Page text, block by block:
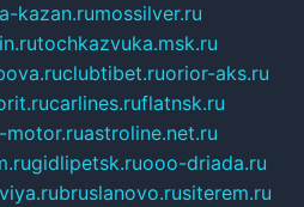
kazan.rumossilver.ru
tochkazvuka.msk.ru
clubtibet.ruorior-aks.ru
carlines.ruflatnsk.ru
motor.ruastroline.net.ru
gidlipetsk.ruooo-driada.ru
bruslanovo.rusiterem.ru